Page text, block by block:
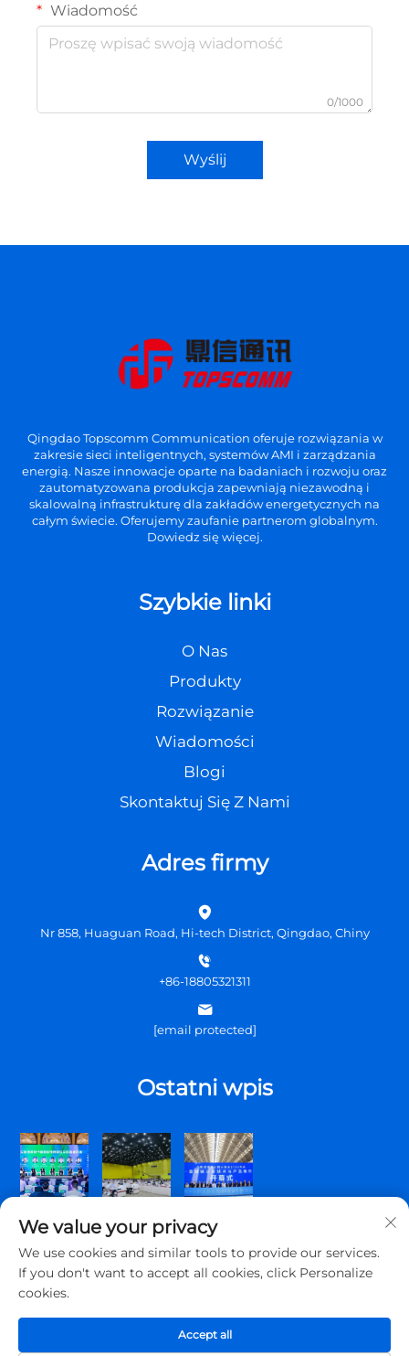
Wiadomość
0/1000
Wyślij
Qingdao Topscomm Communication oferuje rozwiązania w
zakresie sieci inteligentnych, systemów AMI i zarządzania
energią. Nasze innowacje oparte na badaniach i rozwoju oraz
zautomatyzowana produkcja zapewniają niezawodną i
skalowalną infrastrukturę dla zakładów energetycznych na
całym świecie. Oferujemy zaufanie partnerom globalnym.
Dowiedz się więcej.
Szybkie linki
O Nas
Produkty
Rozwiązanie
Wiadomości
Blogi
Skontaktuj Się Z Nami
Adres firmy
Nr 858, Huaguan Road, Hi-tech District, Qingdao, Chiny
+86-18805321311
[email protected]
Ostatni wpis
Wszelkie prawa zastrzeżone.
We value your privacy
We use cookies and similar tools to provide our services.
If you don't want to accept all cookies, click Personalize
cookies.
Accept all